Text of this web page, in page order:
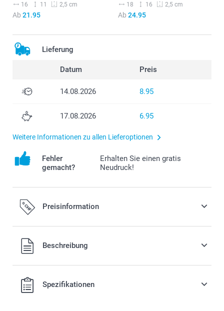
16 11 2,5 cm
Ab 21.95
18 16 2,5 cm
Ab 24.95
Lieferung
Datum Preis
14.08.2026 8.95
17.08.2026 6.95
Weitere Informationen zu allen Lieferoptionen
Fehler
gemacht?
Erhalten Sie einen gratis
Neudruck!
Preisinformation
Alle Preise verstehen sich in Schweizer Franken (CHF) inkl.
MwSt. und zzgl. Versandkosten.
Beschreibung
Spezifikationen